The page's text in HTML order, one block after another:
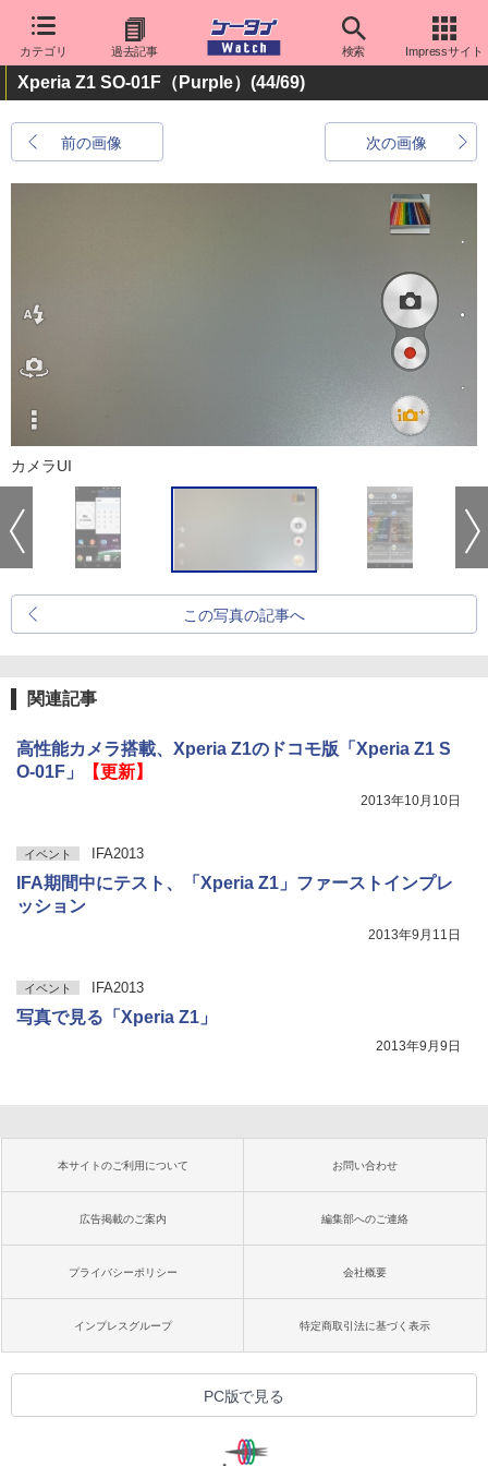
カテゴリ 過去記事 検索 Impressサイト
Xperia Z1 SO-01F（Purple） (44/69)
前の画像 次の画像
カメラUI
この写真の記事へ
関連記事
高性能カメラ搭載、Xperia Z1のドコモ版「Xperia Z1 S
O-01F」
【更新】
2013年10月10日
イベント IFA2013
IFA期間中にテスト、「Xperia Z1」ファーストインプレ
ッション
2013年9月11日
イベント IFA2013
写真で見る「Xperia Z1」
2013年9月9日
本サイトのご利用について お問い合わせ
広告掲載のご案内 編集部へのご連絡
プライバシーポリシー 会社概要
インプレスグループ 特定商取引法に基づく表示
PC版で見る